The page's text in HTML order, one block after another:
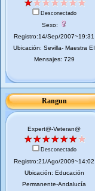
Desconectado
Sexo:
Registro:14/Sep/2007~19:31
Ubicación: Sevilla- Maestra EI
Mensajes: 729
Rangun
Expert@-Veteran@
Desconectado
Registro:21/Ago/2009~14:02
Ubicación: Educación
Permanente-Andalucía